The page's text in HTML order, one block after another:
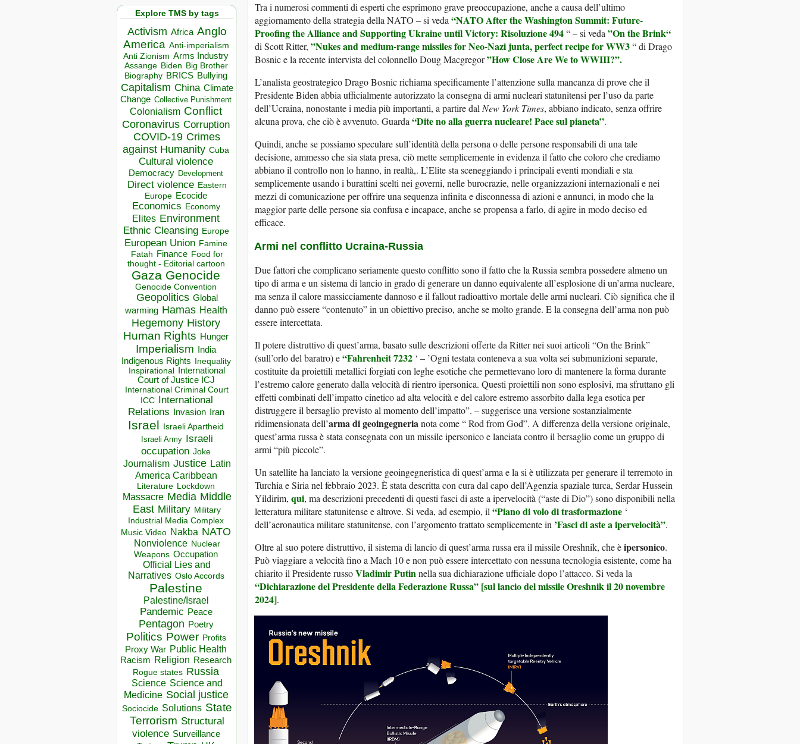
Explore TMS by tags
Activism Africa Anglo
America Anti-imperialism
Anti Zionism Arms Industry
Assange Biden Big Brother
Biography BRICS Bullying
Capitalism China Climate
Change Collective Punishment
Colonialism Conflict
Coronavirus Corruption
COVID-19 Crimes
against Humanity Cuba
Cultural violence
Democracy Development
Direct violence Eastern
Europe Ecocide
Economics Economy
Elites Environment
Ethnic Cleansing Europe
European Union Famine
Fatah Finance Food for
thought - Editorial cartoon
Gaza Genocide
Genocide Convention
Geopolitics Global
warming Hamas Health
Hegemony History
Human Rights Hunger
Imperialism India
Indigenous Rights Inequality
Inspirational
International
Court of Justice ICJ
International Criminal Court
ICC
International
Relations
Invasion Iran
Israel Israeli Apartheid
Israeli Army Israeli
occupation Joke
Journalism Justice Latin
America Caribbean
Literature Lockdown
Massacre Media Middle
East Military Military
Industrial Media Complex
Music Video Nakba NATO
Nonviolence Nuclear
Weapons Occupation
Official Lies and
Narratives Oslo Accords
Palestine
Palestine/Israel
Pandemic Peace
Pentagon Poetry
Politics Power Profits
Proxy War Public Health
Racism Religion Research
Rogue states Russia
Science Science and
Medicine Social justice
Sociocide Solutions State
Terrorism Structural
violence Surveillance
Tra i numerosi commenti di esperti che esprimono grave preoccupazione, anche a causa dell’ultimo
aggiornamento della strategia della NATO – si veda “NATO After the Washington Summit: Future-
Proofing the Alliance and Supporting Ukraine until Victory: Risoluzione 494“ – si veda ”On the Brink“
di Scott Ritter, ”Nukes and medium-range missiles for Neo-Nazi junta, perfect recipe for WW3“ di Drago
Bosnic e la recente intervista del colonnello Doug Macgregor”How Close Are We to WWIII?”.
L’analista geostrategico Drago Bosnic richiama specificamente l’attenzione sulla mancanza di prove che il
Presidente Biden abbia ufficialmente autorizzato la consegna di armi nucleari statunitensi per l’uso da parte
dell’Ucraina, nonostante i media più importanti, a partire dal New York Times, abbiano indicato, senza offrire
alcuna prova, che ciò è avvenuto. Guarda “Dite no alla guerra nucleare! Pace sul pianeta”.
Quindi, anche se possiamo speculare sull’identità della persona o delle persone responsabili di una tale
decisione, ammesso che sia stata presa, ciò mette semplicemente in evidenza il fatto che coloro che crediamo
abbiano il controllo non lo hanno, in realtà,. L’Elite sta sceneggiando i principali eventi mondiali e sta
semplicemente usando i burattini scelti nei governi, nelle burocrazie, nelle organizzazioni internazionali e nei
mezzi di comunicazione per offrire una sequenza infinita e disconnessa di azioni e annunci, in modo che la
maggior parte delle persone sia confusa e incapace, anche se propensa a farlo, di agire in modo deciso ed
efficace.
Armi nel conflitto Ucraina-Russia
Due fattori che complicano seriamente questo conflitto sono il fatto che la Russia sembra possedere almeno un
tipo di arma e un sistema di lancio in grado di generare un danno equivalente all’esplosione di un’arma nucleare,
ma senza il calore massicciamente dannoso e il fallout radioattivo mortale delle armi nucleari. Ciò significa che il
danno può essere “contenuto” in un obiettivo preciso, anche se molto grande. E la consegna dell’arma non può
essere intercettata.
Il potere distruttivo di quest’arma, basato sulle descrizioni offerte da Ritter nei suoi articoli “On the Brink”
(sull’orlo del baratro) e“Fahrenheit 7232 ‘ – ’Ogni testata conteneva a sua volta sei submunizioni separate,
costituite da proiettili metallici forgiati con leghe esotiche che permettevano loro di mantenere la forma durante
l’estremo calore generato dalla velocità di rientro ipersonica. Questi proiettili non sono esplosivi, ma sfruttano gli
effetti combinati dell’impatto cinetico ad alta velocità e del calore estremo assorbito dalla lega esotica per
distruggere il bersaglio previsto al momento dell’impatto”. – suggerisce una versione sostanzialmente
ridimensionata dell’arma di geoingegnerianota come “ Rod from God”. A differenza della versione originale,
quest’arma russa è stata consegnata con un missile ipersonico e lanciata contro il bersaglio come un gruppo di
armi “più piccole”.
Un satellite ha lanciato la versione geoingegneristica di quest’arma e la si è utilizzata per generare il terremoto in
Turchia e Siria nel febbraio 2023. È stata descritta con cura dal capo dell’Agenzia spaziale turca, Serdar Hussein
Yildirim, qui, ma descrizioni precedenti di questi fasci di aste a ipervelocità (“aste di Dio”) sono disponibili nella
letteratura militare statunitense e altrove. Si veda, ad esempio, il “Piano di volo di trasformazione ‘
dell’aeronautica militare statunitense, con l’argomento trattato semplicemente in ’Fasci di aste a ipervelocità”.
Oltre al suo potere distruttivo, il sistema di lancio di quest’arma russa era il missile Oreshnik, che èipersonico.
Può viaggiare a velocità fino a Mach 10 e non può essere intercettato con nessuna tecnologia esistente, come ha
chiarito il Presidente russoVladimir Putinnella sua dichiarazione ufficiale dopo l’attacco. Si veda la
“Dichiarazione del Presidente della Federazione Russa” [sul lancio del missile Oreshnik il 20 novembre
2024].